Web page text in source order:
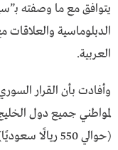
يتوافق مع ما وصفته
الدبلوماسية
العربية.
وأفادت بأن القرار
(حوالي 550